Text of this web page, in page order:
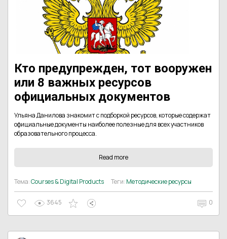
Кто предупрежден, тот вооружен
или 8 важных ресурсов
официальных документов
Ульяна Данилова знакомит с подборкой ресурсов, которые содержат
официальные документы наиболее полезные для всех участников
образовательного процесса.
Read more
Тема:Courses & Digital Products Теги: Методические ресурсы
3645 0